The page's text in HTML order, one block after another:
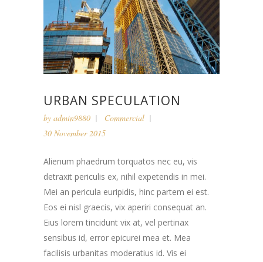
URBAN SPECULATION
by admin9880
Commercial
30 November 2015
Alienum phaedrum torquatos nec eu, vis
detraxit periculis ex, nihil expetendis in mei.
Mei an pericula euripidis, hinc partem ei est.
Eos ei nisl graecis, vix aperiri consequat an.
Eius lorem tincidunt vix at, vel pertinax
sensibus id, error epicurei mea et. Mea
facilisis urbanitas moderatius id. Vis ei